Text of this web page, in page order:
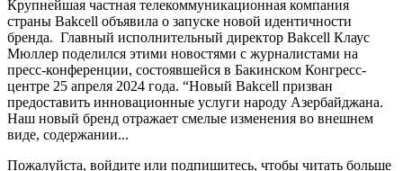
Крупнейшая частная телекоммуникационная компания
страны Bakcell объявила о запуске новой идентичности
бренда. Главный исполнительный директор Bakcell Клаус
Мюллер поделился этими новостями с журналистами на
пресс-конференции, состоявшейся в Бакинском Конгресс-
центре 25 апреля 2024 года. “Новый Bakcell призван
предоставить инновационные услуги народу Азербайджана.
Наш новый бренд отражает смелые изменения во внешнем
виде, содержании...
Пожалуйста, войдите или подпишитесь, чтобы читать больше